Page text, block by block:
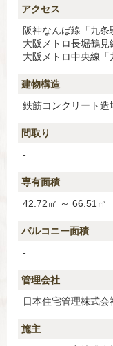
アクセス
阪神なんば線「九
大阪メトロ長堀鶴
大阪メトロ中央線
建物構造
鉄筋コンクリート造
間取り
-
専有面積
42.72㎡ ～ 66.51㎡
バルコニー面積
-
管理会社
日本住宅管理株式会
施主